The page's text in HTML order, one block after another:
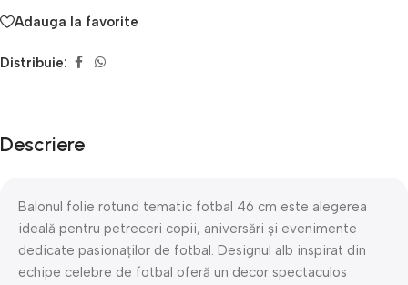
Adauga la favorite
Distribuie:
Descriere
Balonul folie rotund tematic fotbal 46 cm este alegerea
ideală pentru petreceri copii, aniversări și evenimente
dedicate pasionaților de fotbal. Designul alb inspirat din
echipe celebre de fotbal oferă un decor spectaculos